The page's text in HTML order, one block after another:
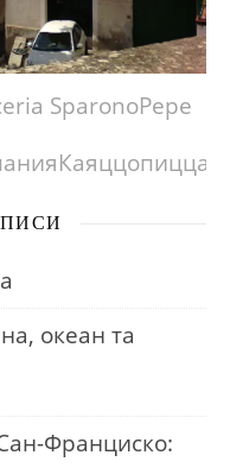
SparonoPepe
Каяццопицца
океан та
Франциско: